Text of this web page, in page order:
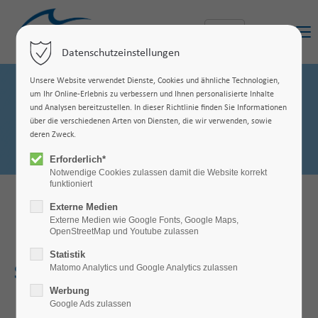
Sasol Germany GmbH
Datenschutzeinstellungen
Unsere Website verwendet Dienste, Cookies und ähnliche Technologien,
um Ihr Online-Erlebnis zu verbessern und Ihnen personalisierte Inhalte
und Analysen bereitzustellen. In dieser Richtlinie finden Sie Informationen
über die verschiedenen Arten von Diensten, die wir verwenden, sowie
deren Zweck.
Erforderlich*
Notwendige Cookies zulassen damit die Website korrekt
funktioniert
Externe Medien
Externe Medien wie Google Fonts, Google Maps,
OpenStreetMap und Youtube zulassen
Statistik
Matomo Analytics und Google Analytics zulassen
Werbung
Google Ads zulassen